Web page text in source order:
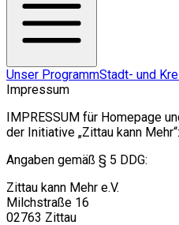
Unser ProgrammStadt- und
Impressum
IMPRESSUM für Homepage
der Initiative „Zittau kann Mehr“:
Angaben gemäß § 5 DDG:
Zittau kann Mehr e.V.
Milchstraße 16
02763 Zittau